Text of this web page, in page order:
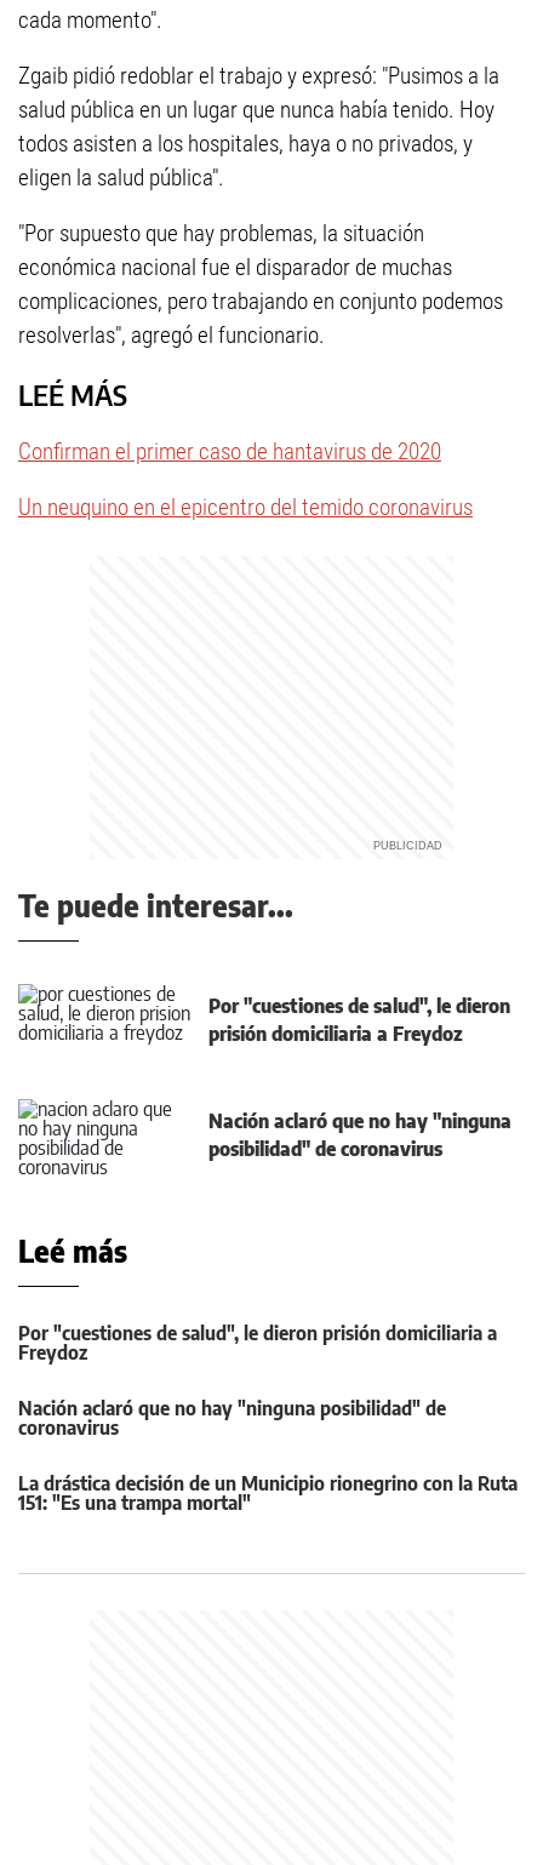
cada momento".
Zgaib pidió redoblar el trabajo y expresó: "Pusimos a la
salud pública en un lugar que nunca había tenido. Hoy
todos asisten a los hospitales, haya o no privados, y
eligen la salud pública".
"Por supuesto que hay problemas, la situación
económica nacional fue el disparador de muchas
complicaciones, pero trabajando en conjunto podemos
resolverlas", agregó el funcionario.
LEÉ MÁS
Confirman el primer caso de hantavirus de 2020
Un neuquino en el epicentro del temido coronavirus
Te puede interesar...
Por "cuestiones de salud", le dieron
prisión domiciliaria a Freydoz
Nación aclaró que no hay "ninguna
posibilidad" de coronavirus
Leé más
Por "cuestiones de salud", le dieron prisión domiciliaria a
Freydoz
Nación aclaró que no hay "ninguna posibilidad" de
coronavirus
La drástica decisión de un Municipio rionegrino con la Ruta
151: "Es una trampa mortal"